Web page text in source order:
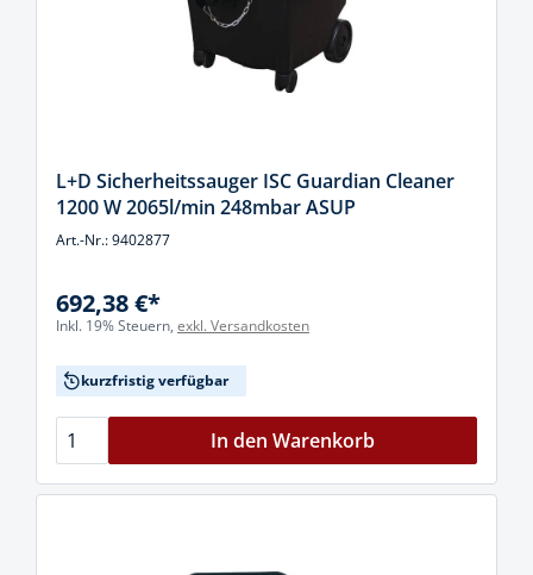
L+D Sicherheitssauger ISC Guardian Cleaner
1200 W 2065l/min 248mbar ASUP
Art.-Nr.: 9402877
692,38 €*
Inkl. 19% Steuern, exkl. Versandkosten
kurzfristig verfügbar
In den Warenkorb